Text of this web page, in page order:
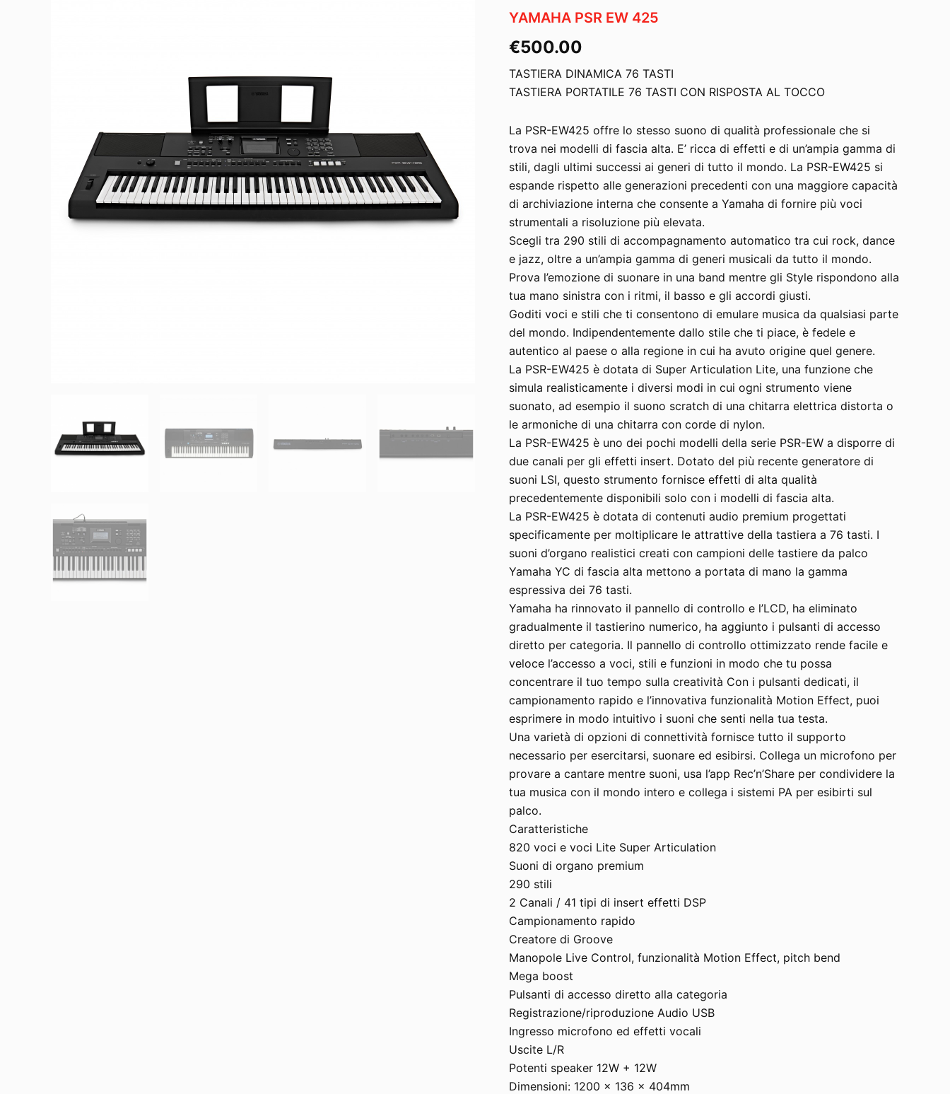
YAMAHA PSR EW 425
€500.00
TASTIERA DINAMICA 76 TASTI
TASTIERA PORTATILE 76 TASTI CON RISPOSTA AL TOCCO
La PSR-EW425 offre lo stesso suono di qualità professionale che si
trova nei modelli di fascia alta. E’ ricca di effetti e di un’ampia gamma di
stili, dagli ultimi successi ai generi di tutto il mondo. La PSR-EW425 si
espande rispetto alle generazioni precedenti con una maggiore capacità
di archiviazione interna che consente a Yamaha di fornire più voci
strumentali a risoluzione più elevata.
Scegli tra 290 stili di accompagnamento automatico tra cui rock, dance
e jazz, oltre a un’ampia gamma di generi musicali da tutto il mondo.
Prova l’emozione di suonare in una band mentre gli Style rispondono alla
tua mano sinistra con i ritmi, il basso e gli accordi giusti.
Goditi voci e stili che ti consentono di emulare musica da qualsiasi parte
del mondo. Indipendentemente dallo stile che ti piace, è fedele e
autentico al paese o alla regione in cui ha avuto origine quel genere.
La PSR-EW425 è dotata di Super Articulation Lite, una funzione che
simula realisticamente i diversi modi in cui ogni strumento viene
suonato, ad esempio il suono scratch di una chitarra elettrica distorta o
le armoniche di una chitarra con corde di nylon.
La PSR-EW425 è uno dei pochi modelli della serie PSR-EW a disporre di
due canali per gli effetti insert. Dotato del più recente generatore di
suoni LSI, questo strumento fornisce effetti di alta qualità
precedentemente disponibili solo con i modelli di fascia alta.
La PSR-EW425 è dotata di contenuti audio premium progettati
specificamente per moltiplicare le attrattive della tastiera a 76 tasti. I
suoni d’organo realistici creati con campioni delle tastiere da palco
Yamaha YC di fascia alta mettono a portata di mano la gamma
espressiva dei 76 tasti.
Yamaha ha rinnovato il pannello di controllo e l’LCD, ha eliminato
gradualmente il tastierino numerico, ha aggiunto i pulsanti di accesso
diretto per categoria. Il pannello di controllo ottimizzato rende facile e
veloce l’accesso a voci, stili e funzioni in modo che tu possa
concentrare il tuo tempo sulla creatività Con i pulsanti dedicati, il
campionamento rapido e l’innovativa funzionalità Motion Effect, puoi
esprimere in modo intuitivo i suoni che senti nella tua testa.
Una varietà di opzioni di connettività fornisce tutto il supporto
necessario per esercitarsi, suonare ed esibirsi. Collega un microfono per
provare a cantare mentre suoni, usa l’app Rec’n’Share per condividere la
tua musica con il mondo intero e collega i sistemi PA per esibirti sul
palco.
Caratteristiche
820 voci e voci Lite Super Articulation
Suoni di organo premium
290 stili
2 Canali / 41 tipi di insert effetti DSP
Campionamento rapido
Creatore di Groove
Manopole Live Control, funzionalità Motion Effect, pitch bend
Mega boost
Pulsanti di accesso diretto alla categoria
Registrazione/riproduzione Audio USB
Ingresso microfono ed effetti vocali
Uscite L/R
Potenti speaker 12W + 12W
Dimensioni: 1200 x 136 x 404mm